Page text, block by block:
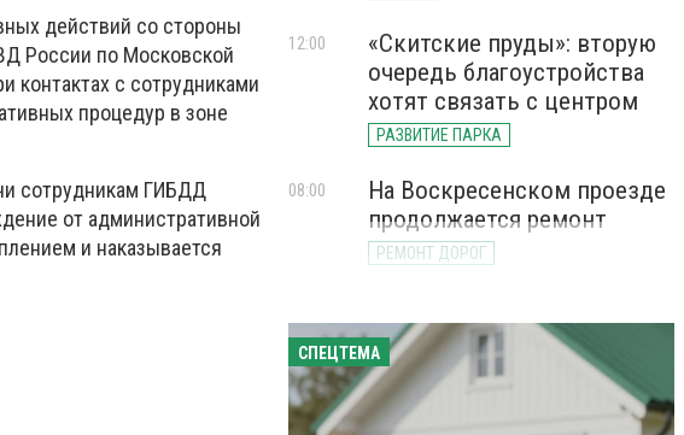
действий со стороны
России по Московской
контактах с сотрудниками
процедур в зоне
сотрудникам ГИБДД
от административной
и наказывается
«Скитские пруды»: вторую
очередь благоустройства
хотят связать с центром
РАЗВИТИЕ ПАРКА
12:00
На Воскресенском проезде
продолжается ремонт
РЕМОНТ ДОРОГ
08:00
СПЕЦТЕМА